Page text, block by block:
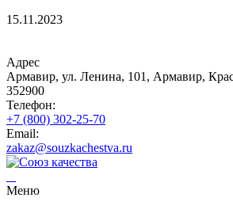
15.11.2023
Адрес
Армавир, ул. Ленина, 101, Армавир,
352900
Телефон:
+7 (800) 302-25-70
Email:
zakaz@souzkachestva.ru
Меню